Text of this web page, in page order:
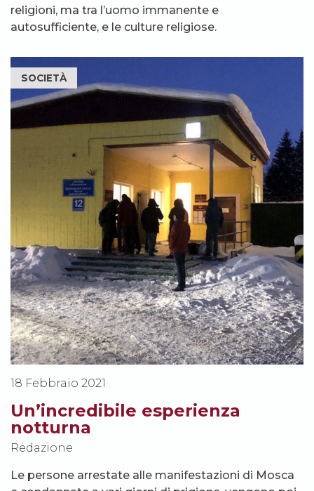
religioni, ma tra l’uomo immanente e
autosufficiente, e le culture religiose.
SOCIETÀ
18 Febbraio 2021
Un’incredibile esperienza
notturna
Redazione
Le persone arrestate alle manifestazioni di Mosca